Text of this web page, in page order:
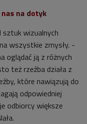
na dotyk
sztuk wizualnych
wszystkie zmysły. -
oglądać ją z różnych
też rzeźba działa z
, które nawiązują do
odpowiedniej
odbiorcy większe